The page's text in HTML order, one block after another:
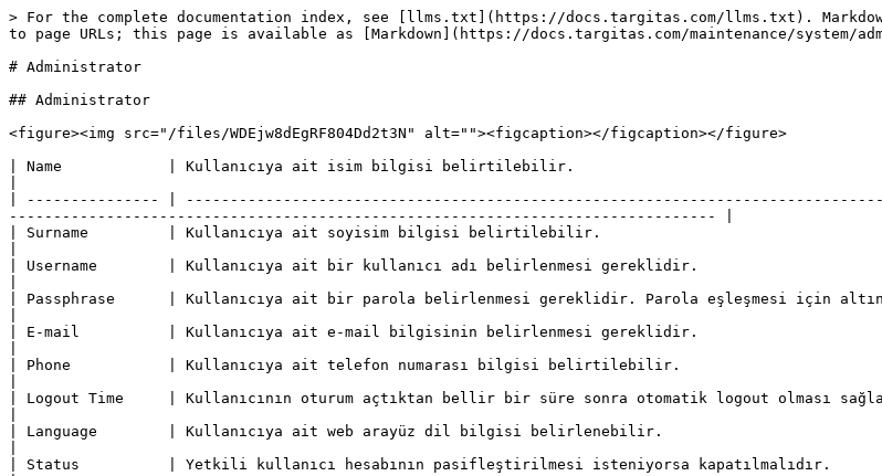
> For the complete documentation index, see [llms.txt](https://docs.targitas.com/llms.txt).
to page URLs; this page is available as [Markdown](https://docs.targitas.com/maintenance/system/
# Administrator
## Administrator
<figure><img src="/files/WDEjw8dEgRF804Dd2t3N" alt=""><figcaption></figcaption></figure>
| Name            | Kullanıcıya ait isim bilgisi belirtilebilir.
| --------------- |
-------------------------------------------------------------------------------- |
| Surname         | Kullanıcıya ait soyisim bilgisi belirtilebilir.
| Username        | Kullanıcıya ait bir kullanıcı adı belirlenmesi gereklidir.
| Passphrase      | Kullanıcıya ait bir parola belirlenmesi gereklidir. Parola eşleşmesi için
| E-mail          | Kullanıcıya ait e-mail bilgisinin belirlenmesi gereklidir.
| Phone           | Kullanıcıya ait telefon numarası bilgisi belirtilebilir.
| Logout Time     | Kullanıcının oturum açtıktan bellir bir süre sonra otomatik logout olması
| Language        | Kullanıcıya ait web arayüz dil bilgisi belirlenebilir.
| Status          | Yetkili kullanıcı hesabının pasifleştirilmesi isteniyorsa kapatılmalıdır.